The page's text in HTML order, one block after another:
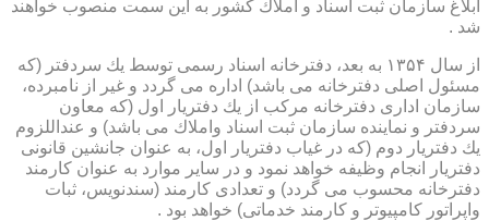
ابلاغ سازمان ثبت اسناد و املاك كشور به این سمت منصوب خواهند
شد .
از سال ۱۳۵۴ به بعد، دفترخانه اسناد رسمی توسط یك سردفتر (كه
مسئول اصلی دفترخانه می باشد) اداره می گردد و غیر از نامبرده،
سازمان اداری دفترخانه مركب از یك دفتریار اول (كه معاون
سردفتر و نماینده سازمان ثبت اسناد واملاك می باشد) و عنداللزوم
یك دفتریار دوم (كه در غیاب دفتریار اول، به عنوان جانشین قانونی
دفتریار انجام وظیفه خواهد نمود و در سایر موارد به عنوان كارمند
دفترخانه محسوب می گردد) و تعدادی كارمند (سندنویس، ثبات
واپراتور كامپیوتر و كارمند خدماتی) خواهد بود .